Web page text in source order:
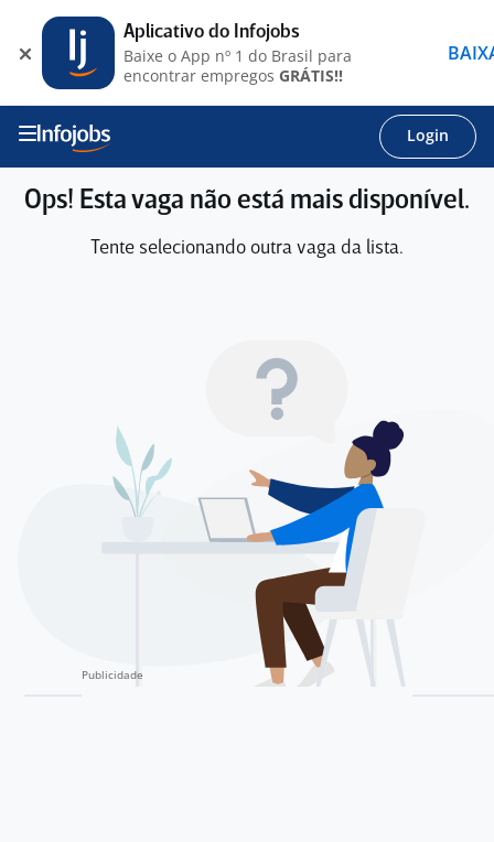
Login
Ops! Esta vaga não está mais disponível.
Tente selecionando outra vaga da lista.
Aplicativo do Infojobs
Baixe o App nº 1 do Brasil para
encontrar empregos GRÁTIS!!